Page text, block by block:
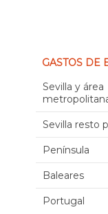
GASTOS DE
Sevilla y área
Sevilla resto
Península
Baleares
Portugal